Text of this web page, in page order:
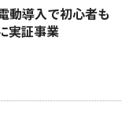
動導入で初心者も
証事業